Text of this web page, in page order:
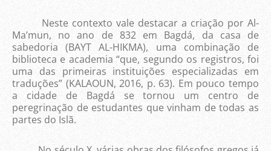
Neste contexto vale destacar a criação por Al-
Ma’mun, no ano de 832 em Bagdá, da casa de
sabedoria (BAYT AL-HIKMA), uma combinação de
biblioteca e academia “que, segundo os registros, foi
uma das primeiras instituições especializadas em
traduções” (KALAOUN, 2016, p. 63). Em pouco tempo
a cidade de Bagdá se tornou um centro de
peregrinação de estudantes que vinham de todas as
partes do Islã.